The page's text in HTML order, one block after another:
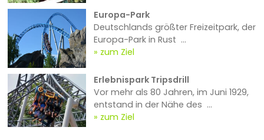
Europa-Park
Deutschlands größter Freizeitpark, der
Europa-Park in Rust ...
zum Ziel
Erlebnispark Tripsdrill
Vor mehr als 80 Jahren, im Juni 1929,
entstand in der Nähe des ...
zum Ziel